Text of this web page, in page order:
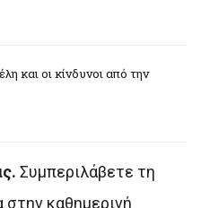
και οι κίνδυνοι από την
Συμπεριλάβετε τη
καθημερινή